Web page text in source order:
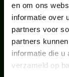
en om ons
informatie over
partners voor
partners
informatie die u
verzameld op